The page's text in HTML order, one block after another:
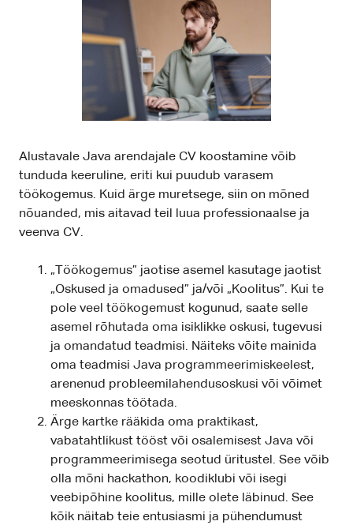
Alustavale Java arendajale CV koostamine võib
tunduda keeruline, eriti kui puudub varasem
töökogemus. Kuid ärge muretsege, siin on mõned
nõuanded, mis aitavad teil luua professionaalse ja
veenva CV.
„Töökogemus” jaotise asemel kasutage jaotist
„Oskused ja omadused” ja/või „Koolitus”. Kui te
pole veel töökogemust kogunud, saate selle
asemel rõhutada oma isiklikke oskusi, tugevusi
ja omandatud teadmisi. Näiteks võite mainida
oma teadmisi Java programmeerimiskeelest,
arenenud probleemilahendusoskusi või võimet
meeskonnas töötada.
Ärge kartke rääkida oma praktikast,
vabatahtlikust tööst või osalemisest Java või
programmeerimisega seotud üritustel. See võib
olla mõni hackathon, koodiklubi või isegi
veebipõhine koolitus, mille olete läbinud. See
kõik näitab teie entusiasmi ja pühendumust